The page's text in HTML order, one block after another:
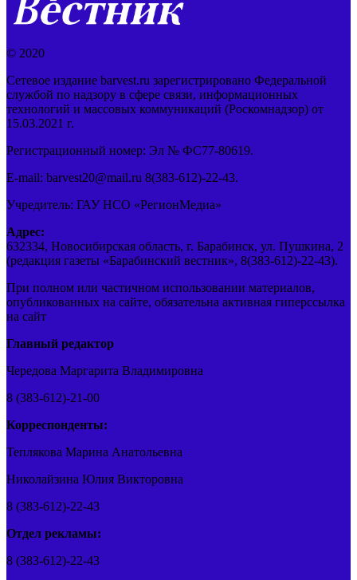
© 2020
Сетевое издание barvest.ru зарегистрировано Федеральной
службой по надзору в сфере связи, информационных
технологий и массовых коммуникаций (Роскомнадзор) от
15.03.2021 г.
Регистрационный номер: Эл № ФС77-80619.
E-mail: barvest20@mail.ru 8(383-612)-22-43.
Учредитель: ГАУ НСО «РегионМедиа»
Адрес:
632334, Новосибирская область, г. Барабинск, ул. Пушкина, 2
(редакция газеты «Барабинский вестник», 8(383-612)-22-43).
При полном или частичном использовании материалов,
опубликованных на сайте, обязательна активная гиперссылка
на сайт
Главный редактор
Чередова Маргарита Владимировна
8 (383-612)-21-00
Корреспонденты:
Теплякова Марина Анатольевна
Николайзина Юлия Викторовна
8 (383-612)-22-43
Отдел рекламы:
8 (383-612)-22-43